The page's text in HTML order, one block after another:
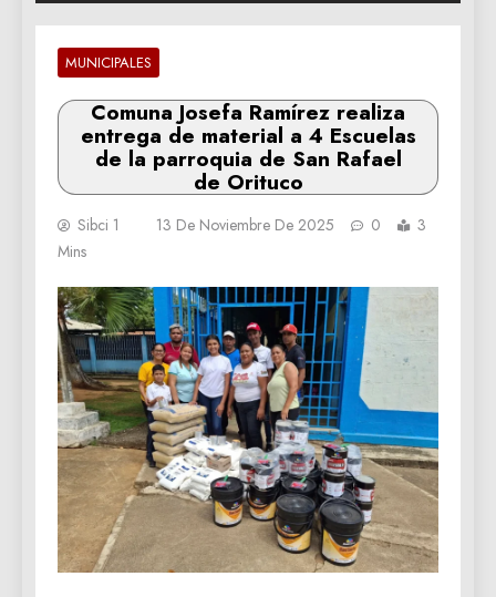
MUNICIPALES
Comuna Josefa Ramírez realiza
entrega de material a 4 Escuelas
de la parroquia de San Rafael
de Orituco
Sibci 1 13 De Noviembre De 2025 0
3
Mins